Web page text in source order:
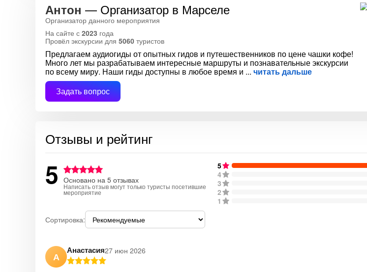
Антон — Организатор в Марселе
Организатор данного мероприятия
На сайте с 2023 года
Провёл экскурсии для 5060 туристов
Предлагаем аудиогиды от опытных гидов и путешественников по цене чашки кофе!
Много лет мы разрабатываем интересные маршруты и познавательные экскурсии
по всему миру. Наши гиды доступны в любое время и
читать дальше
Задать вопрос
Отзывы и рейтинг
5 Основано на 5 отзывах
Написать отзыв могут только туристы посетившие
мероприятие
5
4
3
2
1
Сортировка:
А
Анастасия27 июн 2026